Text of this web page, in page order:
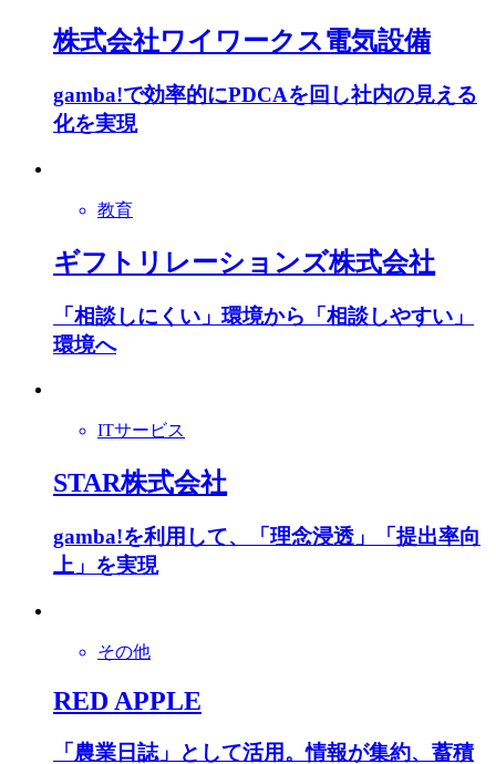
株式会社ワイワークス電気設備
gamba!で効率的にPDCAを回し社内の見える
化を実現
教育
ギフトリレーションズ株式会社
「相談しにくい」環境から「相談しやすい」
環境へ
ITサービス
STAR株式会社
gamba!を利用して、「理念浸透」「提出率向
上」を実現
その他
RED APPLE
「農業日誌」として活用。情報が集約、蓄積